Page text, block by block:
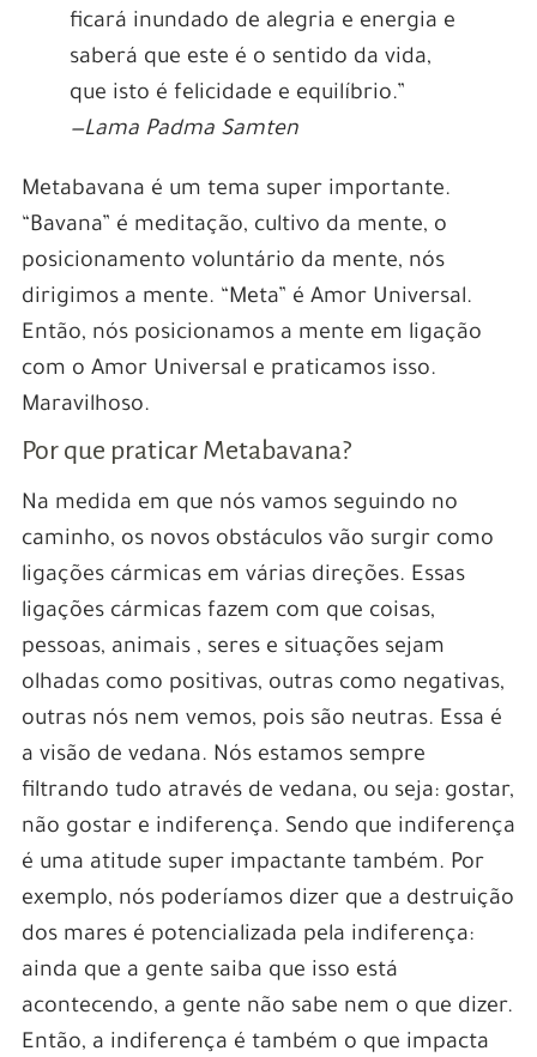
ficará inundado de alegria e energia e
saberá que este é o sentido da vida,
que isto é felicidade e equilíbrio.”
—Lama Padma Samten
Metabavana é um tema super importante.
“Bavana” é meditação, cultivo da mente, o
posicionamento voluntário da mente, nós
dirigimos a mente. “Meta” é Amor Universal.
Então, nós posicionamos a mente em ligação
com o Amor Universal e praticamos isso.
Maravilhoso.
Por que praticar Metabavana?
Na medida em que nós vamos seguindo no
caminho, os novos obstáculos vão surgir como
ligações cármicas em várias direções. Essas
ligações cármicas fazem com que coisas,
pessoas, animais , seres e situações sejam
olhadas como positivas, outras como negativas,
outras nós nem vemos, pois são neutras. Essa é
a visão de vedana. Nós estamos sempre
filtrando tudo através de vedana, ou seja: gostar,
não gostar e indiferença. Sendo que indiferença
é uma atitude super impactante também. Por
exemplo, nós poderíamos dizer que a destruição
dos mares é potencializada pela indiferença:
ainda que a gente saiba que isso está
acontecendo, a gente não sabe nem o que dizer.
Então, a indiferença é também o que impacta